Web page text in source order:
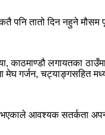
पनि तातो दिन नहुने मौसम
काठमाण्डौ लगायतका
गर्जन, चट्याङ्गसहित
भएकाले आवश्यक सतर्कता